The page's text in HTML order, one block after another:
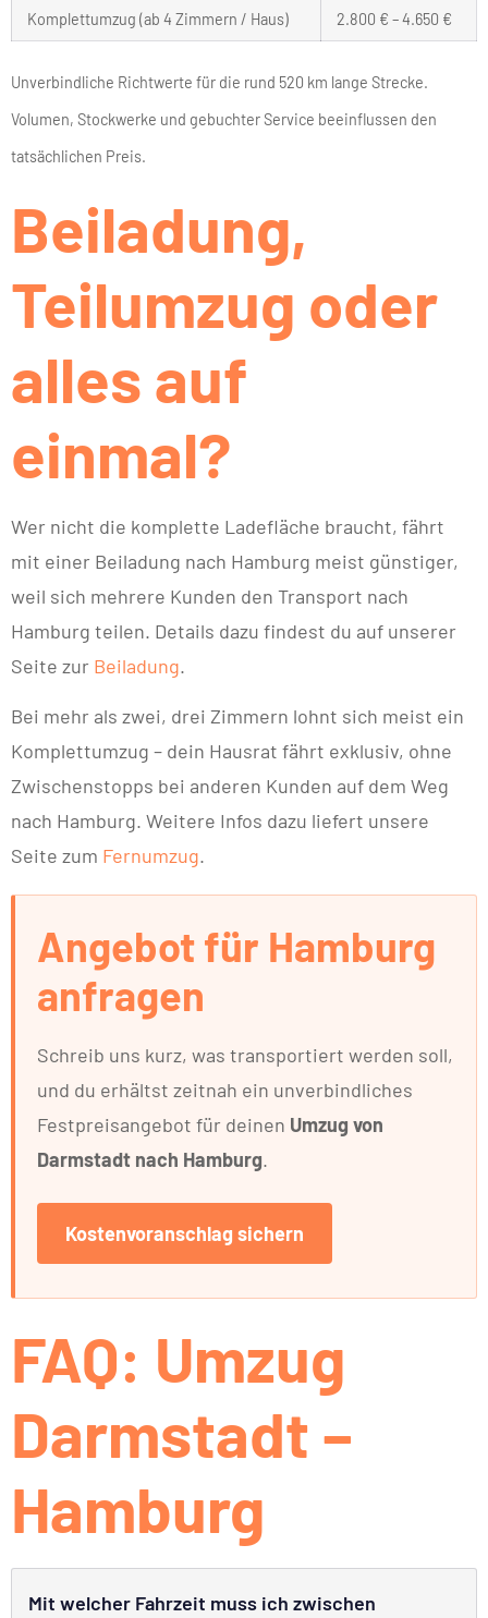
Komplettumzug (ab 4 Zimmern / Haus) 2.800 € – 4.650 €
Unverbindliche Richtwerte für die rund 520 km lange Strecke.
Volumen, Stockwerke und gebuchter Service beeinflussen den
tatsächlichen Preis.
Beiladung,
Teilumzug oder
alles auf
einmal?
Wer nicht die komplette Ladefläche braucht, fährt
mit einer Beiladung nach Hamburg meist günstiger,
weil sich mehrere Kunden den Transport nach
Hamburg teilen. Details dazu findest du auf unserer
Seite zur Beiladung.
Bei mehr als zwei, drei Zimmern lohnt sich meist ein
Komplettumzug – dein Hausrat fährt exklusiv, ohne
Zwischenstopps bei anderen Kunden auf dem Weg
nach Hamburg. Weitere Infos dazu liefert unsere
Seite zum Fernumzug.
Angebot für Hamburg
anfragen
Schreib uns kurz, was transportiert werden soll,
und du erhältst zeitnah ein unverbindliches
Festpreisangebot für deinen Umzug von
Darmstadt nach Hamburg.
Kostenvoranschlag sichern
FAQ: Umzug
Darmstadt –
Hamburg
Mit welcher Fahrzeit muss ich zwischen